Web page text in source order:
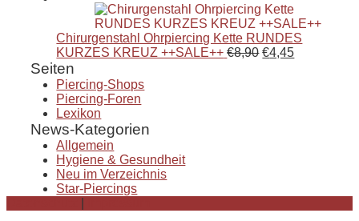
Chirurgenstahl Ohrpiercing Kette RUNDES
KURZES KREUZ ++SALE++ €8,90 €4,45
Seiten
Piercing-Shops
Piercing-Foren
Lexikon
News-Kategorien
Allgemein
Hygiene & Gesundheit
Neu im Verzeichnis
Star-Piercings